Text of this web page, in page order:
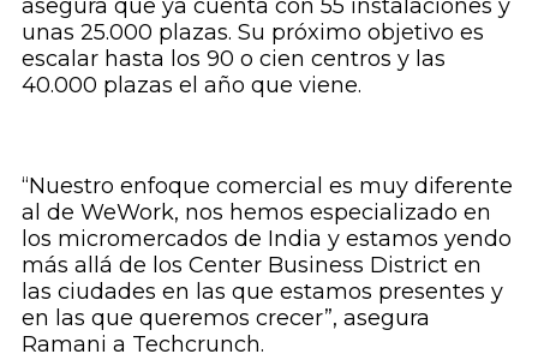
asegura que ya cuenta con 55 instalaciones y
unas 25.000 plazas. Su próximo objetivo es
escalar hasta los 90 o cien centros y las
40.000 plazas el año que viene.
“Nuestro enfoque comercial es muy diferente
al de WeWork, nos hemos especializado en
los micromercados de India y estamos yendo
más allá de los Center Business District en
las ciudades en las que estamos presentes y
en las que queremos crecer”, asegura
Ramani a Techcrunch.